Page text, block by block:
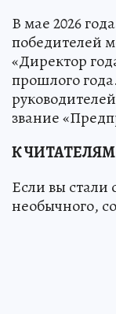
В мае 2026
победителей
«Директор
прошлого
звание
К ЧИТАТЕЛЯМ
Если вы
необычного,